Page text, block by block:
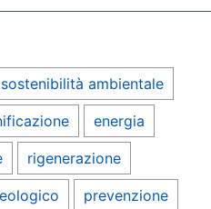
sostenibilità ambientale
energia
rigenerazione
prevenzione